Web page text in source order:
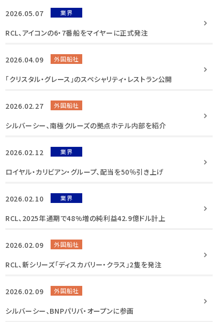
2026.05.07 業界
RCL、アイコンの6・7番船をマイヤーに正式発注
2026.04.09 外国船社
「クリスタル・グレース」のスペシャリティ・レストラン公開
2026.02.27 外国船社
シルバーシー、南極クルーズの拠点ホテル内部を紹介
2026.02.12 業界
ロイヤル・カリビアン・グループ、配当を50％引き上げ
2026.02.10 業界
RCL、2025年通期で48%増の純利益42.9億ドル計上
2026.02.09 外国船社
RCL、新シリーズ「ディスカバリー・クラス」2隻を発注
2026.02.09 外国船社
シルバーシー、BNPパリバ・オープンに参画